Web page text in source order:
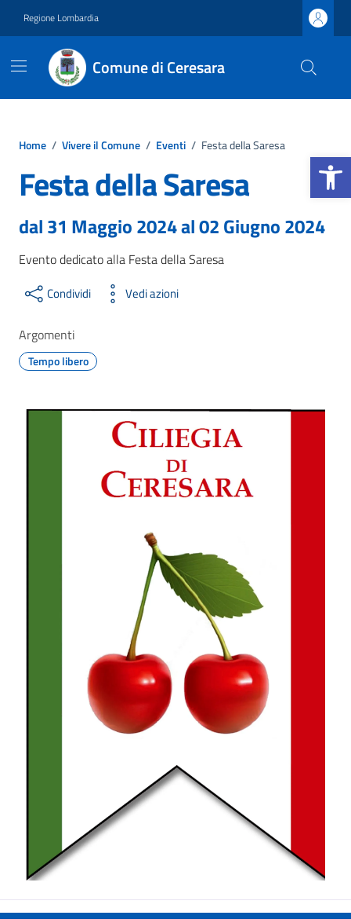
Apri la
Regione Lombardia
Comune di Ceresara
Home / Vivere il Comune / Eventi / Festa della Saresa
Festa della Saresa
dal 31 Maggio 2024 al 02 Giugno 2024
Evento dedicato alla Festa della Saresa
Condividi Vedi azioni
Argomenti
Tempo libero